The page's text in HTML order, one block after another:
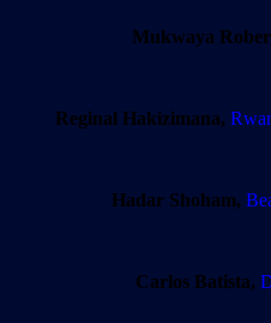
Mukwaya
Reginal Hakizimana,
Hadar Shoham,
Carlos Batista,